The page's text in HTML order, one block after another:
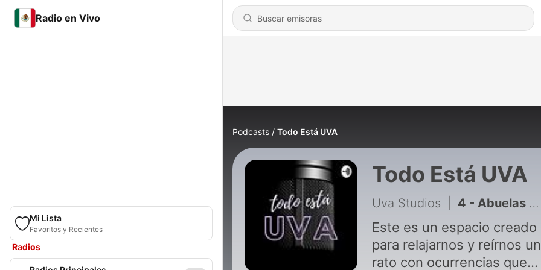
Radio en Vivo
Mi Lista
Favoritos y Recientes
Radios
Podcasts Todo Está UVA
Todo Está UVA
Uva Studios 4 - Abuelas de Antes
Este es un espacio creado
para relajarnos y reírnos un
rato con ocurrencias que